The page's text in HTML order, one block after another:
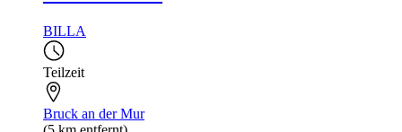
BILLA
Teilzeit
Bruck an der Mur